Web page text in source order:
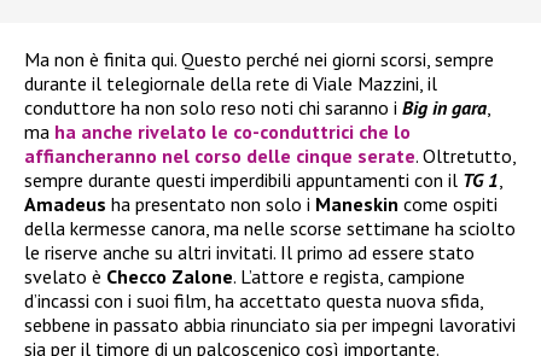
Ma non è finita qui. Questo perché nei giorni scorsi, sempre
durante il telegiornale della rete di Viale Mazzini, il
conduttore ha non solo reso noti chi saranno i Big in gara,
ma ha anche rivelato le co-conduttrici che lo
affiancheranno nel corso delle cinque serate. Oltretutto,
sempre durante questi imperdibili appuntamenti con il TG 1,
Amadeus ha presentato non solo i Maneskin come ospiti
della kermesse canora, ma nelle scorse settimane ha sciolto
le riserve anche su altri invitati. Il primo ad essere stato
svelato è Checco Zalone. L’attore e regista, campione
d’incassi con i suoi film, ha accettato questa nuova sfida,
sebbene in passato abbia rinunciato sia per impegni lavorativi
sia per il timore di un palcoscenico così importante.